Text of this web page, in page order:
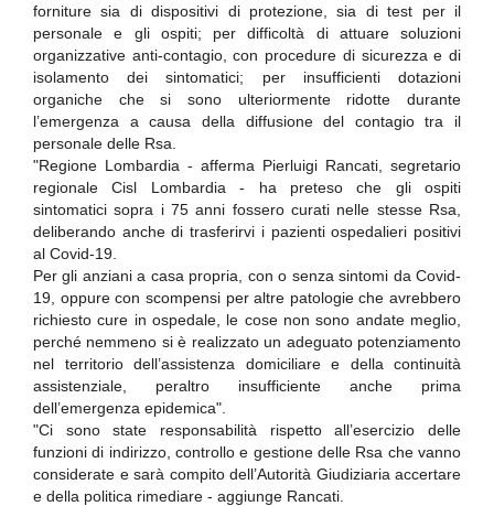
forniture sia di dispositivi di protezione, sia di test per il
personale e gli ospiti; per difficoltà di attuare soluzioni
organizzative anti-contagio, con procedure di sicurezza e di
isolamento dei sintomatici; per insufficienti dotazioni
organiche che si sono ulteriormente ridotte durante
l’emergenza a causa della diffusione del contagio tra il
personale delle Rsa.
"Regione Lombardia - afferma Pierluigi Rancati, segretario
regionale Cisl Lombardia - ha preteso che gli ospiti
sintomatici sopra i 75 anni fossero curati nelle stesse Rsa,
deliberando anche di trasferirvi i pazienti ospedalieri positivi
al Covid-19.
Per gli anziani a casa propria, con o senza sintomi da Covid-
19, oppure con scompensi per altre patologie che avrebbero
richiesto cure in ospedale, le cose non sono andate meglio,
perché nemmeno si è realizzato un adeguato potenziamento
nel territorio dell’assistenza domiciliare e della continuità
assistenziale, peraltro insufficiente anche prima
dell’emergenza epidemica".
"Ci sono state responsabilità rispetto all’esercizio delle
funzioni di indirizzo, controllo e gestione delle Rsa che vanno
considerate e sarà compito dell’Autorità Giudiziaria accertare
e della politica rimediare - aggiunge Rancati.